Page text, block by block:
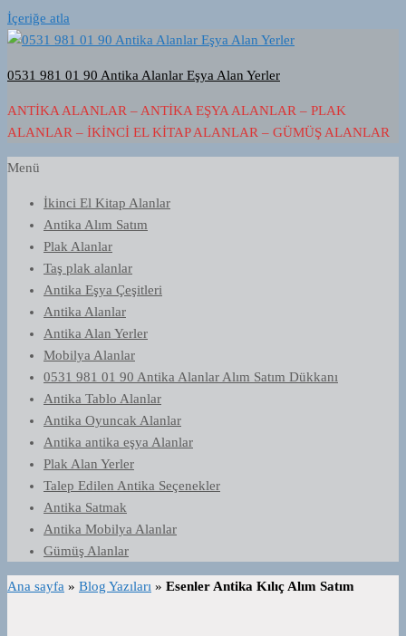
İçeriğe atla
0531 981 01 90 Antika Alanlar Eşya Alan Yerler
ANTIKA ALANLAR – ANTIKA EŞYA ALANLAR – PLAK
ALANLAR – İKINCI EL KITAP ALANLAR – GÜMÜŞ ALANLAR
Menü
İkinci El Kitap Alanlar
Antika Alım Satım
Plak Alanlar
Taş plak alanlar
Antika Eşya Çeşitleri
Antika Alanlar
Antika Alan Yerler
Mobilya Alanlar
0531 981 01 90 Antika Alanlar Alım Satım Dükkanı
Antika Tablo Alanlar
Antika Oyuncak Alanlar
Antika antika eşya Alanlar
Plak Alan Yerler
Talep Edilen Antika Seçenekler
Antika Satmak
Antika Mobilya Alanlar
Gümüş Alanlar
Ana sayfa » Blog Yazıları » Esenler Antika Kılıç Alım Satım